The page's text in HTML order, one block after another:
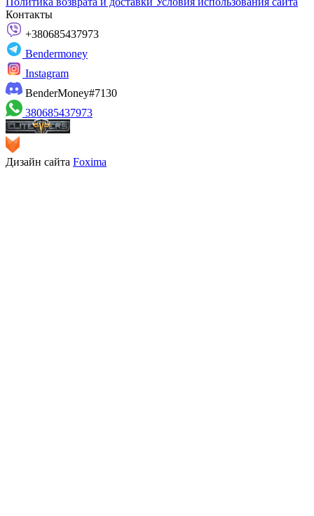
Контакты
+380685437973
Bendermoney
Instagram
BenderMoney#7130
380685437973
Дизайн сайта Foxima